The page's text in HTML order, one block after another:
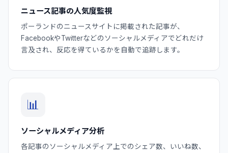
ニュース記事の人気度監視
ポーランドのニュースサイトに掲載された記事が、
FacebookやTwitterなどのソーシャルメディアでどれだけ
言及され、反応を得ているかを自動で追跡します。
📊
ソーシャルメディア分析
各記事のソーシャルメディア上でのシェア数、いいね数、